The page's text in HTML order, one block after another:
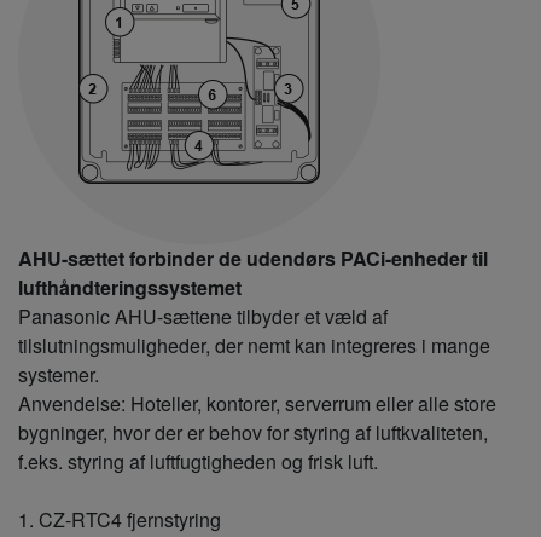
AHU-sættet forbinder de udendørs PACi-enheder til
lufthåndteringssystemet
Panasonic AHU-sættene tilbyder et væld af
tilslutningsmuligheder, der nemt kan integreres i mange
systemer.
Anvendelse: Hoteller, kontorer, serverrum eller alle store
bygninger, hvor der er behov for styring af luftkvaliteten,
f.eks. styring af luftfugtigheden og frisk luft.
1. CZ-RTC4 fjernstyring